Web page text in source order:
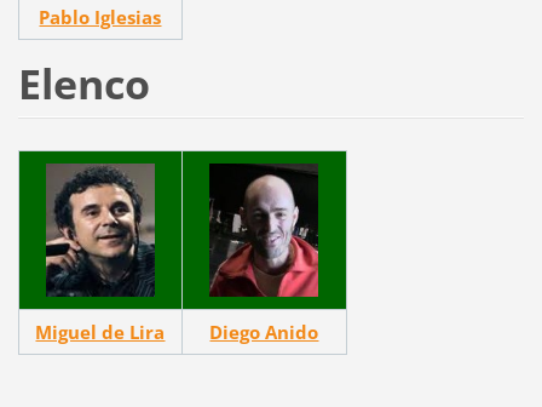
Pablo Iglesias
Elenco
Miguel de Lira Diego Anido